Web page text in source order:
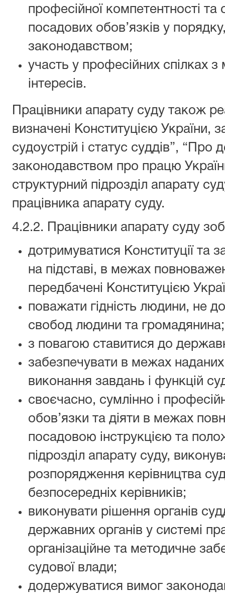
професійної компетентності та
посадових обов’язків у
законодавством;
участь у професійних спілках
інтересів.
Працівники апарату суду також
визначені Конституцією України,
судоустрій і статус суддів”,
законодавством про працю
структурний підрозділ апарату
працівника апарату суду.
4.2.2. Працівники апарату суду
дотримуватися Конституції та
на підставі, в межах
передбачені Конституцією
поважати гідність людини, не
свобод людини та громадянина;
з повагою ставитися до
забезпечувати в межах
виконання завдань і функцій
своєчасно, сумлінно і
обов’язки та діяти в межах
посадовою інструкцією та
підрозділ апарату суду,
розпорядження керівництва
безпосередніх керівників;
виконувати рішення органів
державних органів у системі
організаційне та методичне
судової влади;
додержуватися вимог